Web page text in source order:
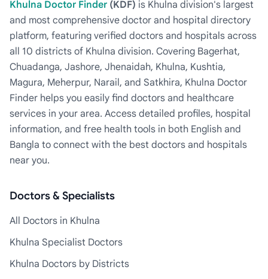
Khulna Doctor Finder (KDF) is Khulna division's largest
and most comprehensive doctor and hospital directory
platform, featuring verified doctors and hospitals across
all 10 districts of Khulna division. Covering Bagerhat,
Chuadanga, Jashore, Jhenaidah, Khulna, Kushtia,
Magura, Meherpur, Narail, and Satkhira, Khulna Doctor
Finder helps you easily find doctors and healthcare
services in your area. Access detailed profiles, hospital
information, and free health tools in both English and
Bangla to connect with the best doctors and hospitals
near you.
Doctors & Specialists
All Doctors in Khulna
Khulna Specialist Doctors
Khulna Doctors by Districts